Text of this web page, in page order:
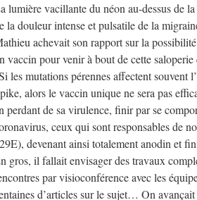
lumière vacillante du néon au-dessus de
la douleur intense et pulsatile de la
achevait son rapport sur la
vaccin pour venir à bout de cette
les mutations pérennes affectent souvent
alors le vaccin unique ne sera pas
perdant de sa virulence, finir par se
ceux qui sont responsables de
devenant ainsi totalement anodin et
gros, il fallait envisager des travaux
par visioconférence avec les
d’articles sur le sujet… On